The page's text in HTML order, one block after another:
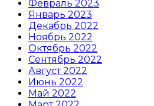
Февраль 2023
Январь 2023
Декабрь 2022
Ноябрь 2022
Октябрь 2022
Сентябрь 2022
Август 2022
Июнь 2022
Май 2022